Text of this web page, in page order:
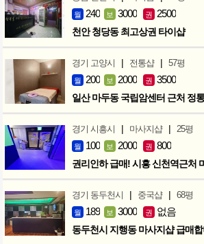
월 240 보 3000 권 2500
천안 청당동 최고상권 타이샵
경기 고양시 | 전통샵 | 57평
월 200 보 2000 권 3500
일산 마두동 국립암센터 근처 정
경기 시흥시 | 마사지샵 | 25평
월 100 보 2000 권 800
권리인하 급매! 시흥 신천역근처
경기 동두천시 | 중국샵 | 68평
월 189 보 3000 권 없음
동두천시 지행동 마사지샵 급매